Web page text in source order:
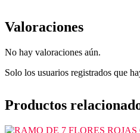
Valoraciones
No hay valoraciones aún.
Solo los usuarios registrados que
Productos